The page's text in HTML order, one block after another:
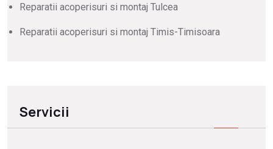
Reparatii acoperisuri si montaj Tulcea
Reparatii acoperisuri si montaj Timis-Timisoara
Servicii